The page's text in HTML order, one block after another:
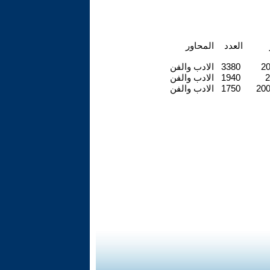
العدد
الادب والفن 3380
الادب والفن
1940
الادب والفن
1750